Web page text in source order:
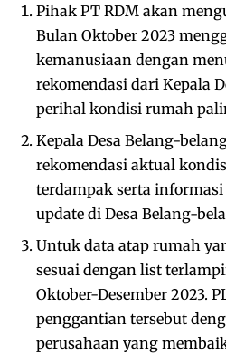
Pihak PT RDM akan
Bulan Oktober 2023
kemanusiaan dengan
rekomendasi dari Kepala
perihal kondisi rumah
Kepala Desa Belang-
rekomendasi aktual
terdampak serta
update di Desa Belang-
Untuk data atap rumah
sesuai dengan list
Oktober-Desember 2023.
penggantian tersebut
perusahaan yang